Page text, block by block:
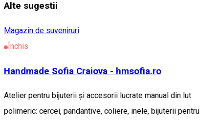
Alte sugestii
Magazin de suveniruri
Închis
Handmade Sofia Craiova - hmsofia.ro
Atelier pentru bijuterii și accesorii lucrate manual din lut
polimeric: cercei, pandantive, coliere, inele, bijuterii pentru